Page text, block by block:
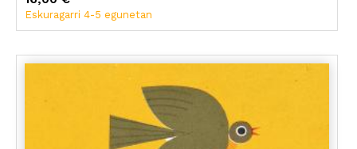
Eskuragarri 4-5 egunetan